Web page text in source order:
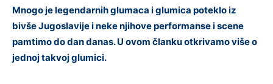
Mnogo je legendarnih glumaca i glumica poteklo iz
bivše Jugoslavije i neke njihove performanse i scene
pamtimo do dan danas. U ovom članku otkrivamo više o
jednoj takvoj glumici.